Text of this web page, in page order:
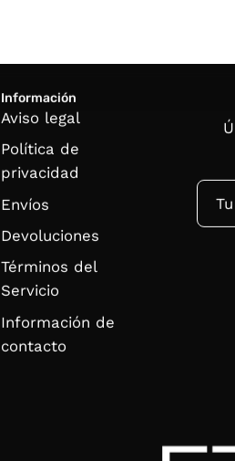
Información
Aviso legal
Política de
privacidad
Envíos
Devoluciones
Términos del
Servicio
Información de
contacto